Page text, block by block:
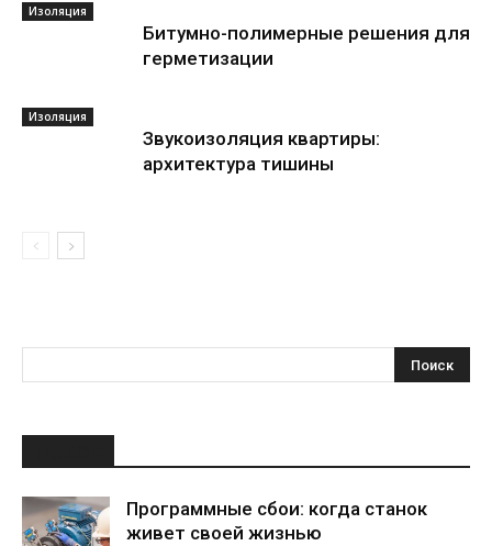
Изоляция
Битумно-полимерные решения для
герметизации
Изоляция
Звукоизоляция квартиры:
архитектура тишины
Программные сбои: когда станок
живет своей жизнью